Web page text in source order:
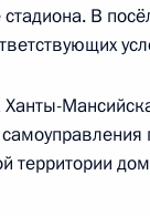
увеличено
В